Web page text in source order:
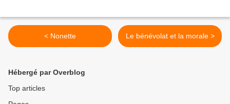
< Nonette Le bénévolat et la morale >
Hébergé par Overblog
Top articles